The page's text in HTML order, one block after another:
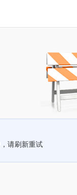
请刷新重试